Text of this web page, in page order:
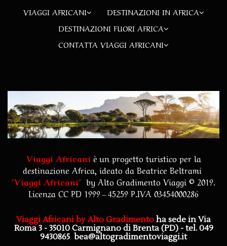
VIAGGI AFRICANI
DESTINAZIONI IN AFRICA
DESTINAZIONI FUORI AFRICA
CONTATTA VIAGGI AFRICANI
Viaggi Africani è un progetto turistico per la
destinazione Africa, ideato da Beatrice Beltrami
"Viaggi Africani" by Alto Gradimento Viaggi © 2019.
Licenza CC PD 1999 – 45259 P.IVA 03454000286
Viaggi Africani by Alto Gradimento ha sede in Via
Roma 3 - 35010 Carmignano di Brenta (PD) - tel. 049
9430865 bea@altogradimentoviaggi.it